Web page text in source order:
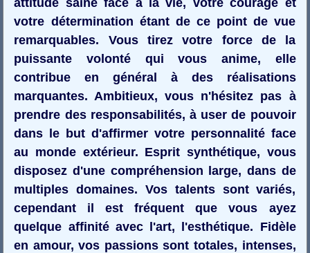
votre détermination étant de ce point de vue
remarquables. Vous tirez votre force de la
puissante volonté qui vous anime, elle
contribue en général à des réalisations
marquantes. Ambitieux, vous n'hésitez pas à
prendre des responsabilités, à user de pouvoir
dans le but d'affirmer votre personnalité face
au monde extérieur. Esprit synthétique, vous
disposez d'une compréhension large, dans de
multiples domaines. Vos talents sont variés,
cependant il est fréquent que vous ayez
quelque affinité avec l'art, l'esthétique. Fidèle
en amour, vos passions sont totales, intenses,